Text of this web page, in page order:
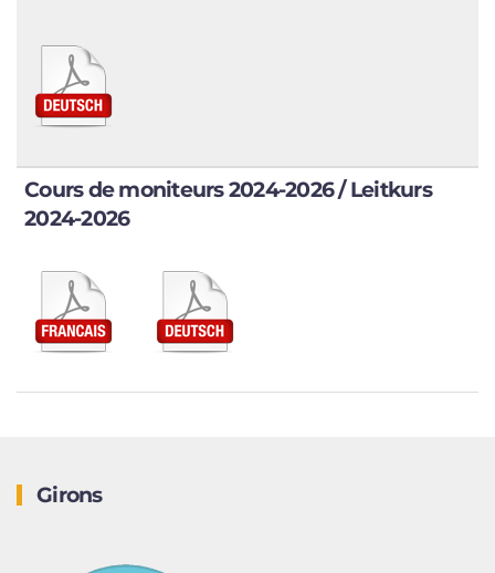
Cours de moniteurs 2024-2026 / Leitkurs
2024-2026
Girons